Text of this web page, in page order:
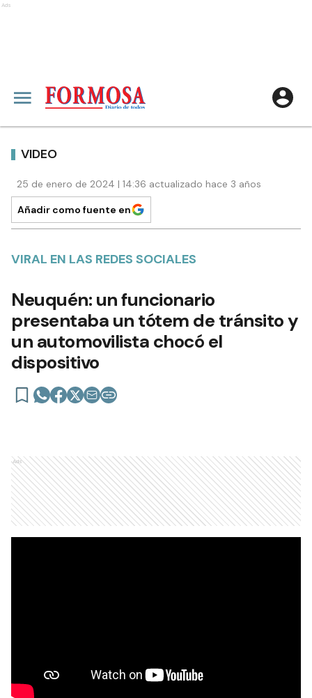
Ads
VIDEO
25 de enero de 2024 | 14:36 actualizado hace 3 años
Añadir como fuente en
VIRAL EN LAS REDES SOCIALES
Neuquén: un funcionario
presentaba un tótem de tránsito y
un automovilista chocó el
dispositivo
Ads